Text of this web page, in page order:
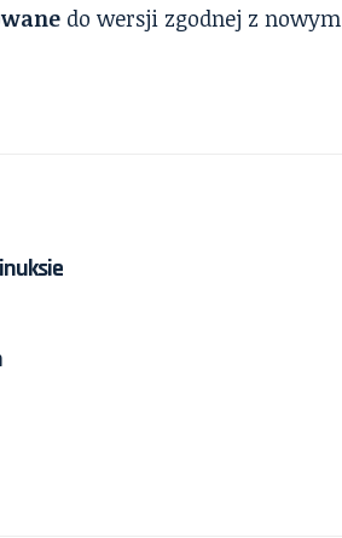
do wersji zgodnej z nowym